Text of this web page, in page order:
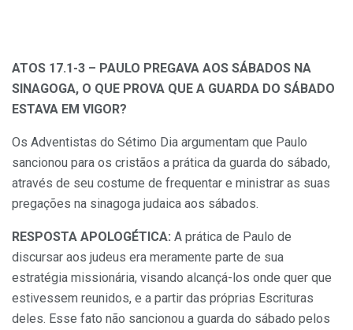
ATOS 17.1-3 – PAULO PREGAVA AOS SÁBADOS NA
SINAGOGA, O QUE PROVA QUE A GUARDA DO SÁBADO
ESTAVA EM VIGOR?
Os Adventistas do Sétimo Dia argumentam que Paulo
sancionou para os cristãos a prática da guarda do sábado,
através de seu costume de frequentar e ministrar as suas
pregações na sinagoga judaica aos sábados.
RESPOSTA APOLOGÉTICA: A prática de Paulo de
discursar aos judeus era meramente parte de sua
estratégia missionária, visando alcançá-los onde quer que
estivessem reunidos, e a partir das próprias Escrituras
deles. Esse fato não sancionou a guarda do sábado pelos